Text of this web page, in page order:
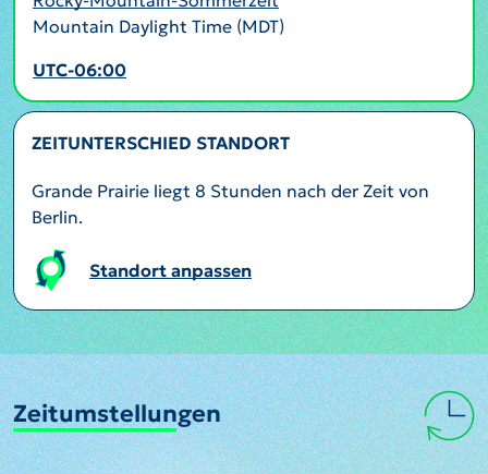
Mountain Daylight Time (MDT)
UTC-06:00
ZEITUNTERSCHIED STANDORT
Grande Prairie liegt 8 Stunden nach der Zeit von
Berlin.
Standort anpassen
Zeitumstellungen